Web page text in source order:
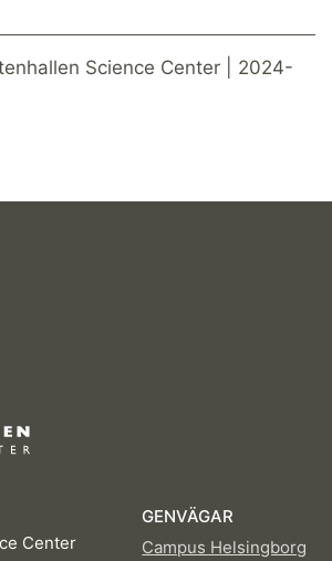
Science Center | 2024-
Center
GENVÄGAR
Campus Helsingborg